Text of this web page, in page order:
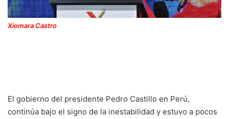
Xiomara Castro
El gobierno del presidente Pedro Castillo en Perú,
continúa bajo el signo de la inestabilidad y estuvo a pocos